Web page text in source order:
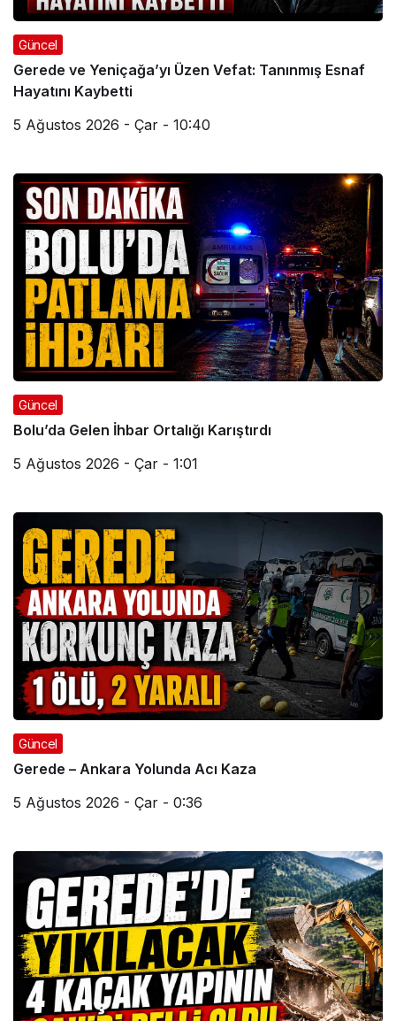
Güncel
Gerede ve Yeniçağa’yı Üzen Vefat: Tanınmış Esnaf
Hayatını Kaybetti
5 Ağustos 2026 - Çar - 10:40
Güncel
Bolu’da Gelen İhbar Ortalığı Karıştırdı
5 Ağustos 2026 - Çar - 1:01
Güncel
Gerede – Ankara Yolunda Acı Kaza
5 Ağustos 2026 - Çar - 0:36